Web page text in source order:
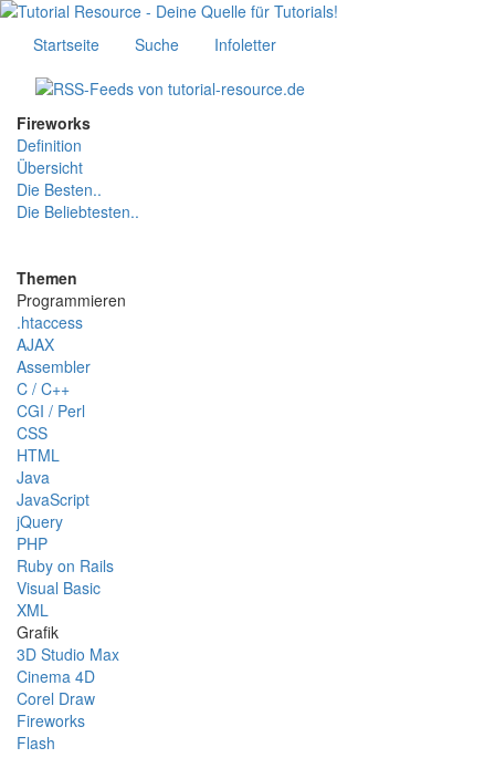
Startseite Suche Infoletter
Fireworks
Definition
Übersicht
Die Besten..
Die Beliebtesten..
Themen
Programmieren
.htaccess
AJAX
Assembler
C / C++
CGI / Perl
CSS
HTML
Java
JavaScript
jQuery
PHP
Ruby on Rails
Visual Basic
XML
Grafik
3D Studio Max
Cinema 4D
Corel Draw
Fireworks
Flash